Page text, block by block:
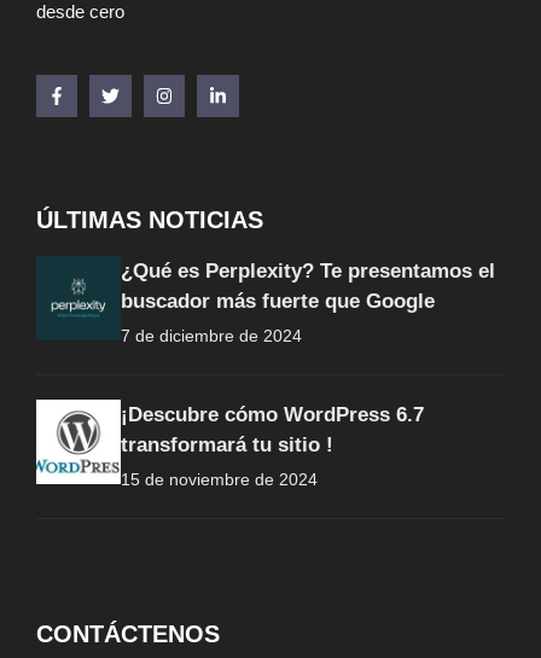
desde cero
ÚLTIMAS NOTICIAS
¿Qué es Perplexity? Te presentamos el
buscador más fuerte que Google
7 de diciembre de 2024
¡Descubre cómo WordPress 6.7
transformará tu sitio !
15 de noviembre de 2024
CONTÁCTENOS